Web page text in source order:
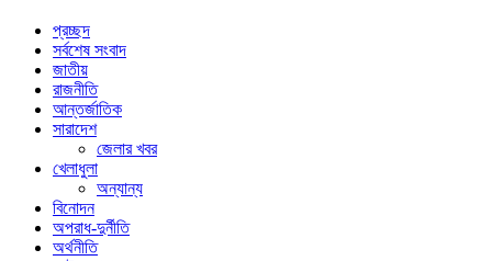
প্রচ্ছদ
সর্বশেষ সংবাদ
জাতীয়
রাজনীতি
আন্তর্জাতিক
সারাদেশ
জেলার খবর
খেলাধুলা
অন্যান্য
বিনোদন
অপরাধ-দুর্নীতি
অর্থনীতি